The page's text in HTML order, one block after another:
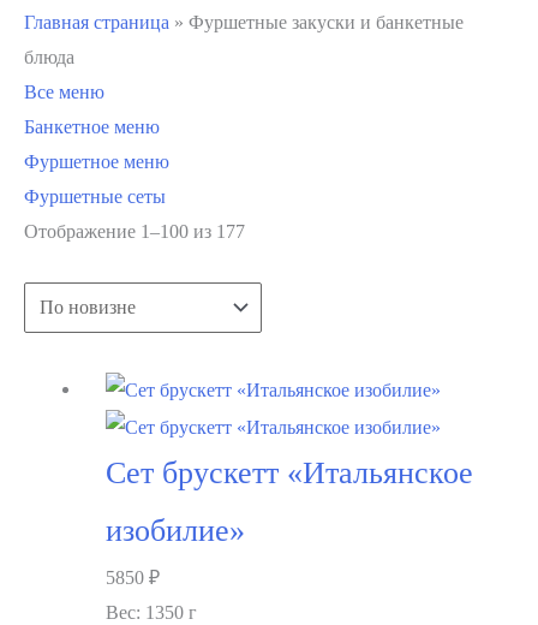
Главная страница » Фуршетные закуски и банкетные
блюда
Все меню
Банкетное меню
Фуршетное меню
Фуршетные сеты
Отображение 1–100 из 177Сортировка:
недавние
Сет брускетт «Итальянское
изобилие»
5850 ₽
Вес: 1350 г